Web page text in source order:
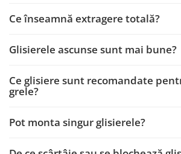
Ce înseamnă extragere totală?
Glisierele ascunse sunt mai bune?
Ce glisiere sunt recomandate
grele?
Pot monta singur glisierele?